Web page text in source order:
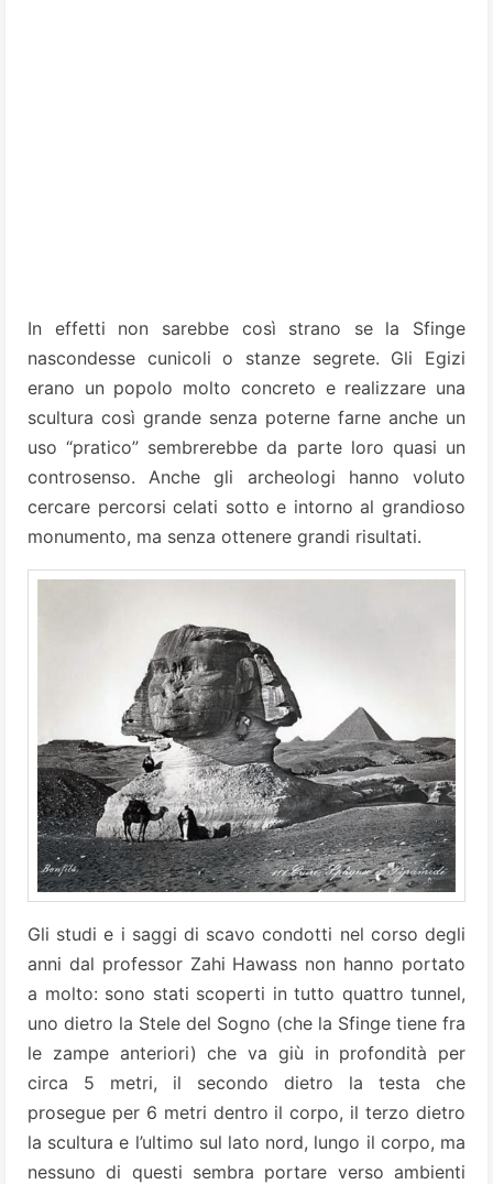
In effetti non sarebbe così strano se la Sfinge
nascondesse cunicoli o stanze segrete. Gli Egizi
erano un popolo molto concreto e realizzare una
scultura così grande senza poterne farne anche un
uso “pratico” sembrerebbe da parte loro quasi un
controsenso. Anche gli archeologi hanno voluto
cercare percorsi celati sotto e intorno al grandioso
monumento, ma senza ottenere grandi risultati.
Gli studi e i saggi di scavo condotti nel corso degli
anni dal professor Zahi Hawass non hanno portato
a molto: sono stati scoperti in tutto quattro tunnel,
uno dietro la Stele del Sogno (che la Sfinge tiene fra
le zampe anteriori) che va giù in profondità per
circa 5 metri, il secondo dietro la testa che
prosegue per 6 metri dentro il corpo, il terzo dietro
la scultura e l’ultimo sul lato nord, lungo il corpo, ma
nessuno di questi sembra portare verso ambienti